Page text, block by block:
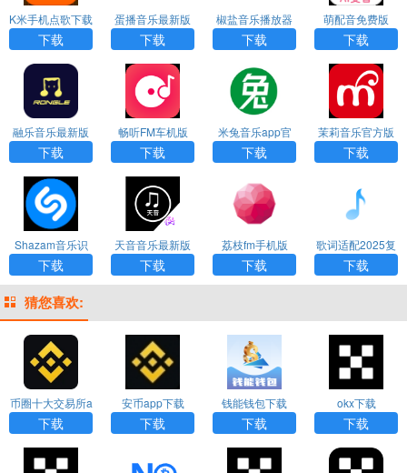
K米手机点歌下载
安装
下载
蛋播音乐最新版
下载
下载
椒盐音乐播放器
旧版
下载
萌配音免费版
下载
融乐音乐最新版
下载
下载
畅听FM车机版
下载
米兔音乐app官
方下载
下载
茉莉音乐官方版
下载
Shazam音乐识
别下载
下载
天音音乐最新版
下载
下载
荔枝fm手机版
下载
歌词适配2025复
活归来版
下载
猜您喜欢:
币圈十大交易所a
pp下载
下载
安币app下载
下载
钱能钱包下载
下载
okx下载
下载